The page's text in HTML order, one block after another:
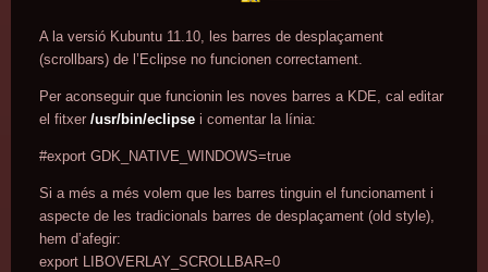
A la versió Kubuntu 11.10, les barres de desplaçament
(scrollbars) de l’Eclipse no funcionen correctament.
Per aconseguir que funcionin les noves barres a KDE, cal editar
el fitxer /usr/bin/eclipse i comentar la línia:
#export GDK_NATIVE_WINDOWS=true
Si a més a més volem que les barres tinguin el funcionament i
aspecte de les tradicionals barres de desplaçament (old style),
hem d’afegir:
export LIBOVERLAY_SCROLLBAR=0